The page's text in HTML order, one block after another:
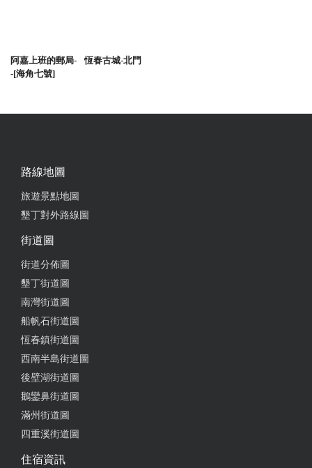
阿嘉上班的郵局-
-[海角七號]
恆春古城-北門
路線地圖
旅遊景點地圖
墾丁對外路線圖
街道圖
街道分佈圖
墾丁街道圖
南灣街道圖
船帆石街道圖
恆春鎮街道圖
西南半島街道圖
後壁湖街道圖
鵝鑾鼻街道圖
滿州街道圖
四重溪街道圖
住宿資訊